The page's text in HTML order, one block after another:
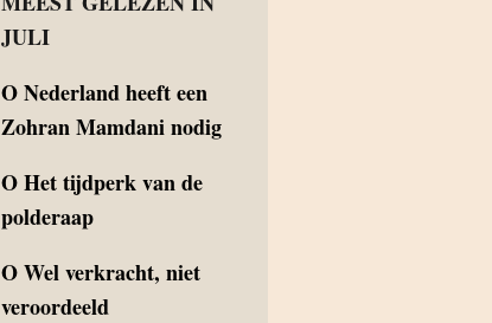
JULI
ONederland heeft een
Zohran Mamdani nodig
OHet tijdperk van de
polderaap
OWel verkracht, niet
veroordeeld